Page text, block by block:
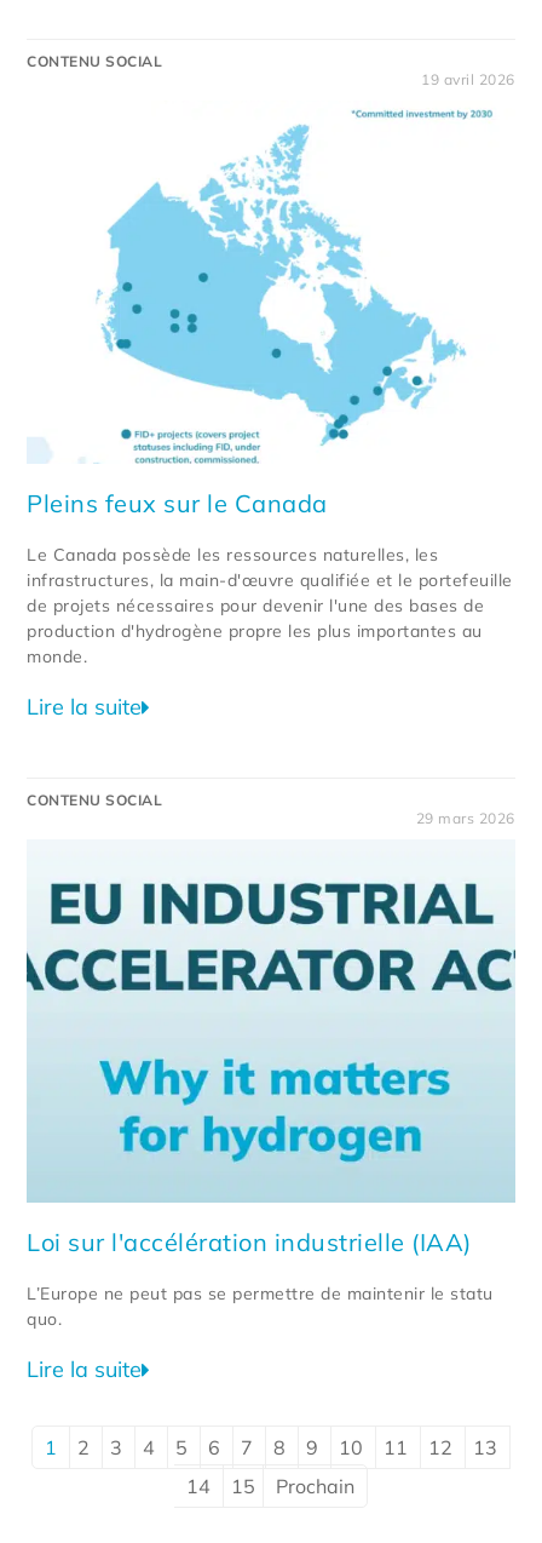
CONTENU SOCIAL
19 avril 2026
Pleins feux sur le Canada
Le Canada possède les ressources naturelles, les
infrastructures, la main-d'œuvre qualifiée et le portefeuille
de projets nécessaires pour devenir l'une des bases de
production d'hydrogène propre les plus importantes au
monde.
Lire la suite
CONTENU SOCIAL
29 mars 2026
Loi sur l'accélération industrielle (IAA)
L’Europe ne peut pas se permettre de maintenir le statu
quo.
Lire la suite
1 2 3 4 5 6 7 8 9 10 11 12
13
14
15 Prochain